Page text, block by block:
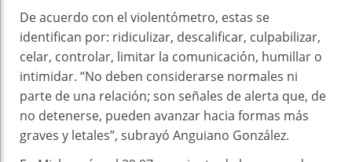
De acuerdo con el violentómetro, estas se
identifican por: ridiculizar, descalificar, culpabilizar,
celar, controlar, limitar la comunicación, humillar o
intimidar. “No deben considerarse normales ni
parte de una relación; son señales de alerta que, de
no detenerse, pueden avanzar hacia formas más
graves y letales”, subrayó Anguiano González.